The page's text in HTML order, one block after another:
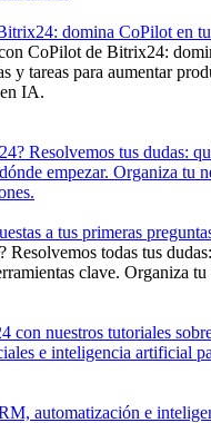
domina CoPilot en
CoPilot de Bitrix24:
y tareas para aumentar
IA.
a tus primeras
todas tus
clave. Organiza tu
automatización e